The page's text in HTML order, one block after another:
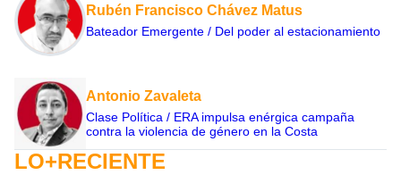
Rubén Francisco Chávez Matus
Bateador Emergente / Del poder al estacionamiento
Antonio Zavaleta
Clase Política / ERA impulsa enérgica campaña
contra la violencia de género en la Costa
LO+RECIENTE